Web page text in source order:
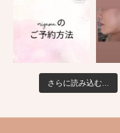
さらに読み込む...